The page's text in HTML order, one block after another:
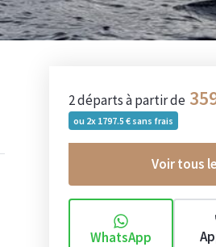
2 départsà partir de
ou 2x 1797.5 sans frais
Voir tous
WhatsApp